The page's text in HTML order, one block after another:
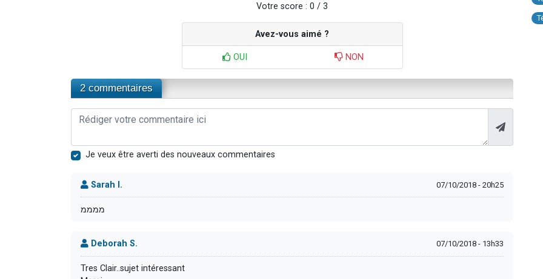
Votre score : 0 / 3
Avez-vous aimé ?
OUI NON
2 commentaires
Je veux être averti des nouveaux commentaires
Sarah I. 07/10/2018 - 20h25
ממממ
Deborah S. 07/10/2018 - 13h33
Tres Clair..sujet intéressant